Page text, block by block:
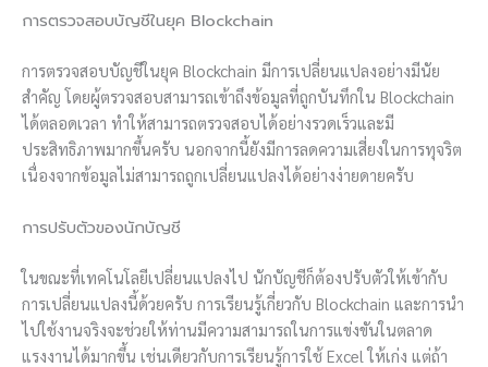
การตรวจสอบบัญชีในยุค Blockchain
การตรวจสอบบัญชีในยุค Blockchain มีการเปลี่ยนแปลงอย่างมีนัย
สำคัญ โดยผู้ตรวจสอบสามารถเข้าถึงข้อมูลที่ถูกบันทึกใน Blockchain
ได้ตลอดเวลา ทำให้สามารถตรวจสอบได้อย่างรวดเร็วและมี
ประสิทธิภาพมากขึ้นครับ นอกจากนี้ยังมีการลดความเสี่ยงในการทุจริต
เนื่องจากข้อมูลไม่สามารถถูกเปลี่ยนแปลงได้อย่างง่ายดายครับ
การปรับตัวของนักบัญชี
ในขณะที่เทคโนโลยีเปลี่ยนแปลงไป นักบัญชีก็ต้องปรับตัวให้เข้ากับ
การเปลี่ยนแปลงนี้ด้วยครับ การเรียนรู้เกี่ยวกับ Blockchain และการนำ
ไปใช้งานจริงจะช่วยให้ท่านมีความสามารถในการแข่งขันในตลาด
แรงงานได้มากขึ้น เช่นเดียวกับการเรียนรู้การใช้ Excel ให้เก่ง แต่ถ้า